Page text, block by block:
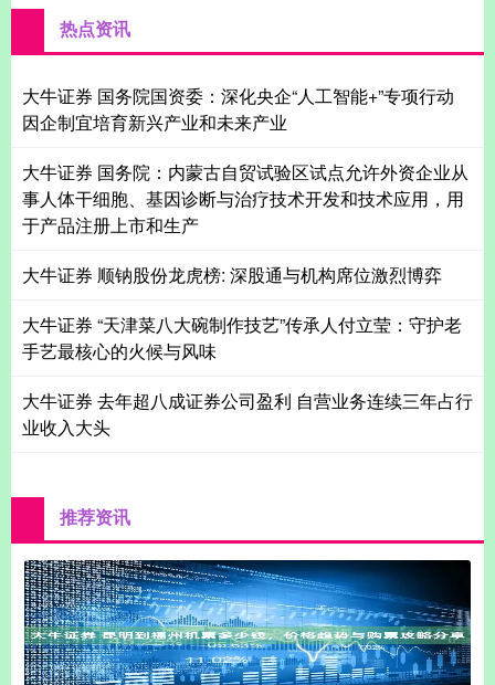
热点资讯
大牛证券 国务院国资委：深化央企“人工智能+”专项行动
因企制宜培育新兴产业和未来产业
大牛证券 国务院：内蒙古自贸试验区试点允许外资企业从
事人体干细胞、基因诊断与治疗技术开发和技术应用，用
于产品注册上市和生产
大牛证券 顺钠股份龙虎榜: 深股通与机构席位激烈博弈
大牛证券 “天津菜八大碗制作技艺”传承人付立莹：守护老
手艺最核心的火候与风味
大牛证券 去年超八成证券公司盈利 自营业务连续三年占行
业收入大头
推荐资讯